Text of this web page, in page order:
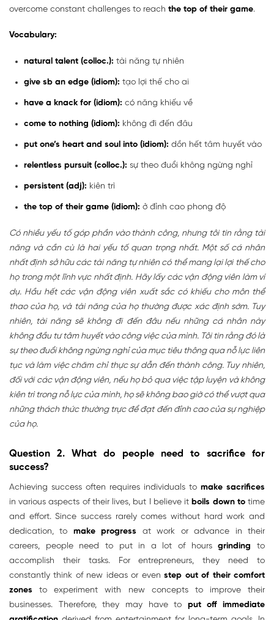
overcome constant challenges to reach the top of their game.
Vocabulary:
natural talent (colloc.): tài năng tự nhiên
give sb an edge (idiom): tạo lợi thế cho ai
have a knack for (idiom): có năng khiếu về
come to nothing (idiom): không đi đến đâu
put one’s heart and soul into (idiom): dồn hết tâm huyết vào
relentless pursuit (colloc.): sự theo đuổi không ngừng nghỉ
persistent (adj): kiên trì
the top of their game (idiom): ở đỉnh cao phong độ
Có nhiều yếu tố góp phần vào thành công, nhưng tôi tin rằng tài
năng và cần cù là hai yếu tố quan trọng nhất. Một số cá nhân
nhất định sở hữu các tài năng tự nhiên có thể mang lại lợi thế cho
họ trong một lĩnh vực nhất định. Hãy lấy các vận động viên làm ví
dụ. Hầu hết các vận động viên xuất sắc có khiếu cho môn thể
thao của họ, và tài năng của họ thường được xác định sớm. Tuy
nhiên, tài năng sẽ không đi đến đâu nếu những cá nhân này
không đầu tư tâm huyết vào công việc của mình. Tôi tin rằng đó là
sự theo đuổi không ngừng nghỉ của mục tiêu thông qua nỗ lực liên
tục và làm việc chăm chỉ thực sự dẫn đến thành công. Tuy nhiên,
đối với các vận động viên, nếu họ bỏ qua việc tập luyện và không
kiên trì trong nỗ lực của mình, họ sẽ không bao giờ có thể vượt qua
những thách thức thường trực để đạt đến đỉnh cao của sự nghiệp
của họ.
Question 2. What do people need to sacrifice for
success?
Achieving success often requires individuals to make sacrifices
in various aspects of their lives, but I believe it boils down totime
and effort. Since success rarely comes without hard work and
dedication, to make progress at work or advance in their
careers, people need to put in a lot of hoursgrinding to
accomplish their tasks. For entrepreneurs, they need to
constantly think of new ideas or evenstep out of their comfort
zones to experiment with new concepts to improve their
businesses. Therefore, they may have to put off
immediate